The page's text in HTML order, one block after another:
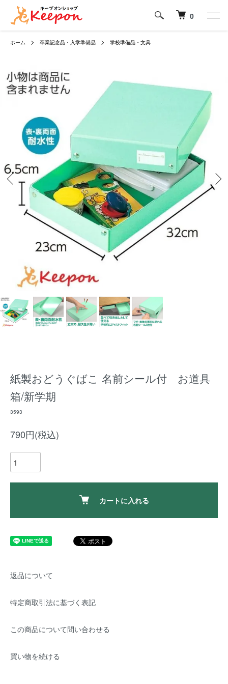
0
ホーム 卒業記念品・入学準備品 学校準備品・文具
紙製おどうぐばこ 名前シール付 お道具
箱/新学期
3593
790円(税込)
カートに入れる
返品について
特定商取引法に基づく表記
この商品について問い合わせる
買い物を続ける